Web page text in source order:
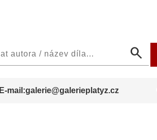
search
E-mail:galerie@galerieplatyz.cz